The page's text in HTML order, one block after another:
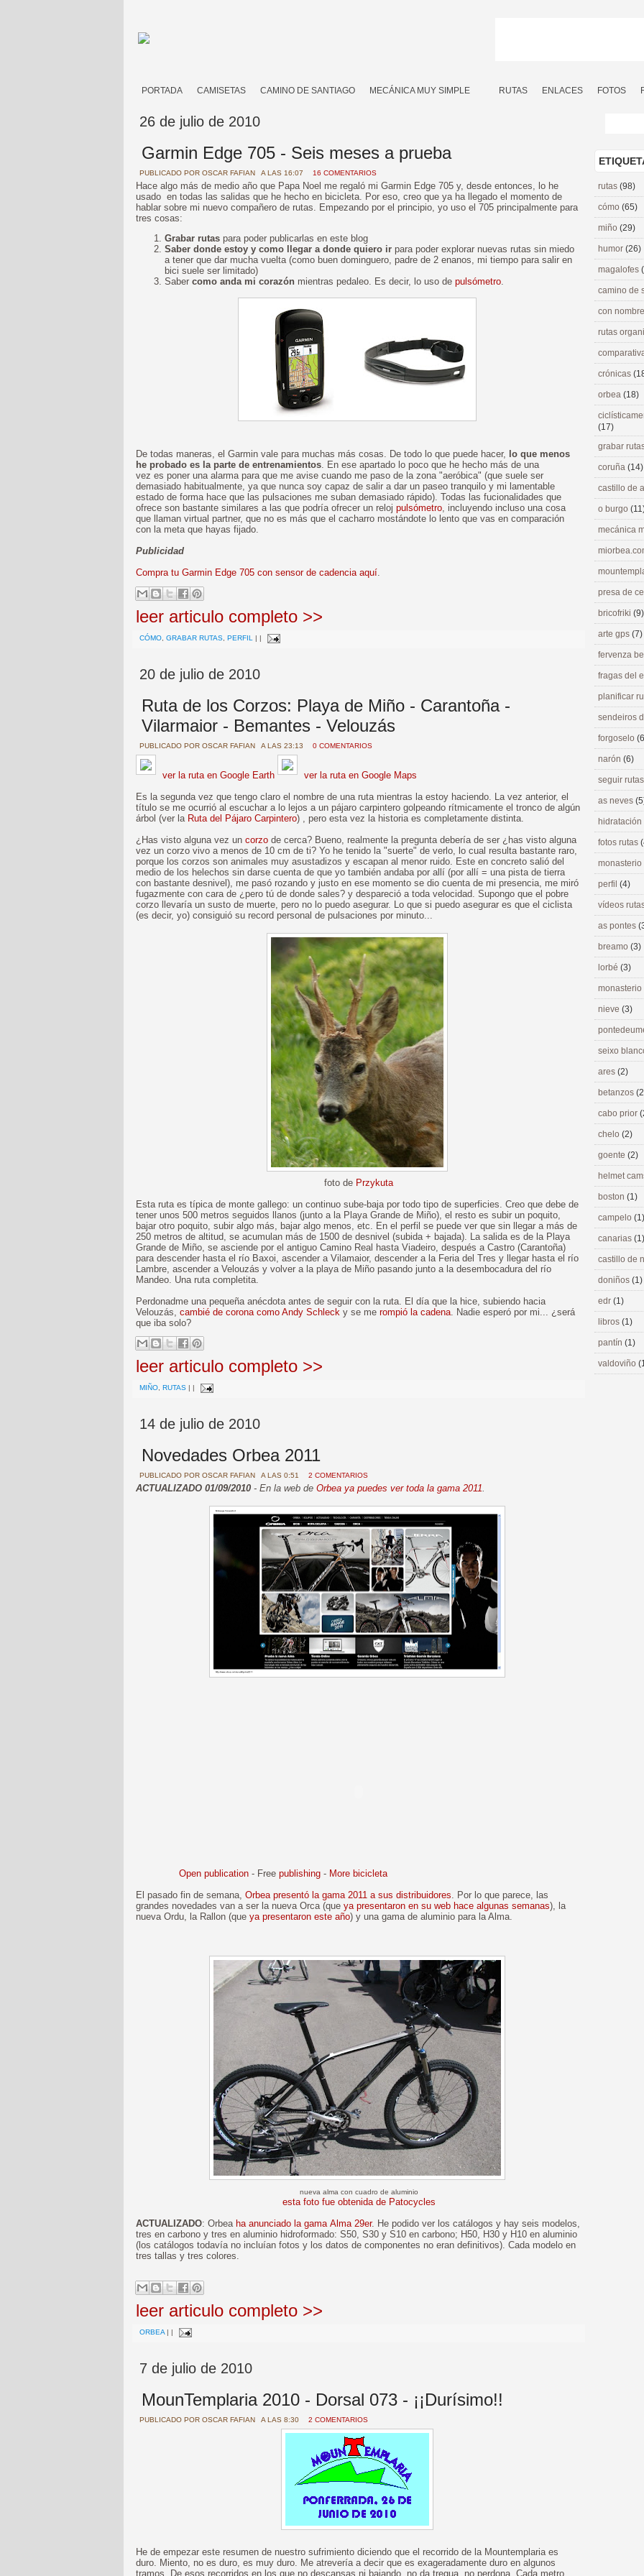
PORTADA CAMISETAS CAMINO DE SANTIAGO MECÁNICA MUY SIMPLE RUTAS ENLACES FOTOS
26 de julio de 2010
Garmin Edge 705 - Seis meses a prueba
PUBLICADO POR OSCAR FAFIAN A LAS 16:07 16 COMENTARIOS
Hace algo más de medio año que Papa Noel me regaló mi Garmin Edge 705 y, desde entonces, lo he
usado en todas las salidas que he hecho en bicicleta. Por eso, creo que ya ha llegado el momento de
hablar sobre mi nuevo compañero de rutas. Empezando por el principio, yo uso el 705 principalmente para
tres cosas:
Grabar rutas para poder publicarlas en este blog
Saber donde estoy y como llegar a donde quiero ir para poder explorar nuevas rutas sin miedo
a tener que dar mucha vuelta (como buen dominguero, padre de 2 enanos, mi tiempo para salir en
bici suele ser limitado)
Saber como anda mi corazón mientras pedaleo. Es decir, lo uso de pulsómetro.
De todas maneras, el Garmin vale para muchas más cosas. De todo lo que puede hacer, lo que menos
he probado es la parte de entrenamientos. En ese apartado lo poco que he hecho más de una
vez es poner una alarma para que me avise cuando me paso de la zona "aeróbica" (que suele ser
demasiado habitualmente, ya que nunca soy capaz de salir a dar un paseo tranquilo y mi lamentable
estado de forma hace que las pulsaciones me suban demasiado rápido). Todas las fucionalidades que
ofrece son bastante similares a las que podría ofrecer un reloj pulsómetro, incluyendo incluso una cosa
que llaman virtual partner, que no es más que el cacharro mostándote lo lento que vas en comparación
con la meta que hayas fijado.
Publicidad
Compra tu Garmin Edge 705 con sensor de cadencia aquí.
leer articulo completo >>
CÓMO GRABAR RUTAS PERFIL | |
20 de julio de 2010
Ruta de los Corzos: Playa de Miño - Carantoña -
Vilarmaior - Bemantes - Velouzás
PUBLICADO POR OSCAR FAFIAN A LAS 23:13 0 COMENTARIOS
ver la ruta en Google Earth
ver la ruta en Google Maps
Es la segunda vez que tengo claro el nombre de una ruta mientras la estoy haciendo. La vez anterior, el
título se me ocurrió al escuchar a lo lejos a un pájaro carpintero golpeando rítmicamente el tronco de algún
árbol (ver la Ruta del Pájaro Carpintero) , pero esta vez la historia es completamente distinta.
¿Has visto alguna vez un corzo de cerca? Bueno, realmente la pregunta debería de ser ¿has visto alguna
vez un corzo vivo a menos de 10 cm de ti? Yo he tenido la "suerte" de verlo, lo cual resulta bastante raro,
porque los corzos son animales muy asustadizos y escapan al menor ruido. Este en concreto salió del
medio de los helechos sin darse cuenta de que yo también andaba por allí (por allí = una pista de tierra
con bastante desnivel), me pasó rozando y justo en ese momento se dio cuenta de mi presencia, me miró
fugazmente con cara de ¿pero tú de donde sales? y despareció a toda velocidad. Supongo que el pobre
corzo llevaría un susto de muerte, pero no lo puedo asegurar. Lo que si puedo asegurar es que el ciclista
(es decir, yo) consiguió su record personal de pulsaciones por minuto...
foto de Przykuta
Esta ruta es típica de monte gallego: un continuo sube-baja por todo tipo de superficies. Creo que debe de
tener unos 500 metros seguidos llanos (junto a la Playa Grande de Miño), el resto es subir un poquito,
bajar otro poquito, subir algo más, bajar algo menos, etc. En el perfil se puede ver que sin llegar a más de
250 metros de altitud, se acumulan más de 1500 de desnivel (subida + bajada). La salida es de la Playa
Grande de Miño, se asciende por el antiguo Camino Real hasta Viadeiro, después a Castro (Carantoña)
para descender hasta el río Baxoi, ascender a Vilamaior, descender a la Feria del Tres y llegar hasta el río
Lambre, ascender a Velouzás y volver a la playa de Miño pasando junto a la desembocadura del río
Mandeo. Una ruta completita.
Perdonadme una pequeña anécdota antes de seguir con la ruta. El día que la hice, subiendo hacia
Velouzás, cambié de corona como Andy Schleck y se me rompió la cadena . Nadie esperó por mi... ¿será
que iba solo?
leer articulo completo >>
MIÑO RUTAS | |
14 de julio de 2010
Novedades Orbea 2011
PUBLICADO POR OSCAR FAFIAN A LAS 0:51 2 COMENTARIOS
ACTUALIZADO 01/09/2010 - En la web de Orbea ya puedes ver toda la gama 2011.
Open publication - Free publishing - More bicicleta
El pasado fin de semana, Orbea presentó la gama 2011 a sus distribuidores. Por lo que parece, las
grandes novedades van a ser la nueva Orca (que ya presentaron en su web hace algunas semanas), la
nueva Ordu, la Rallon (que ya presentaron este año) y una gama de aluminio para la Alma.
nueva alma con cuadro de aluminio
esta foto fue obtenida de Patocycles
ACTUALIZADO: Orbea ha anunciado la gama Alma 29er. He podido ver los catálogos y hay seis modelos,
tres en carbono y tres en aluminio hidroformado: S50, S30 y S10 en carbono; H50, H30 y H10 en aluminio
(los catálogos todavía no incluían fotos y los datos de componentes no eran definitivos). Cada modelo en
tres tallas y tres colores.
leer articulo completo >>
ORBEA | |
7 de julio de 2010
MounTemplaria 2010 - Dorsal 073 - ¡¡Durísimo!!
PUBLICADO POR OSCAR FAFIAN A LAS 8:30 2 COMENTARIOS
He de empezar este resumen de nuestro sufrimiento diciendo que el recorrido de la Mountemplaria es
duro. Miento, no es duro, es muy duro. Me atrevería a decir que es exageradamente duro en algunos
tramos. De esos recorridos en los que no descansas ni bajando, no da tregua, no perdona. Cada metro
rutas (98)
cómo (65)
miño (29)
humor (26)
magalofes
camino de
con
rutas
crónicas
orbea (18)
(17)
grabar
coruña (14)
castillo de
o burgo
mecánica
presa de
bricofriki (9)
arte gps (7)
fervenza
fragas del
planificar
sendeiros
forgoselo
narón (6)
seguir
as neves
hidratación
fotos rutas
perfil (4)
vídeos
as pontes
breamo (3)
lorbé (3)
nieve (3)
seixo
ares (2)
betanzos
cabo prior
chelo (2)
goente (2)
helmet
boston (1)
campelo (1)
canarias (1)
castillo de
doniños (1)
edr (1)
libros (1)
pantín (1)
valdoviño